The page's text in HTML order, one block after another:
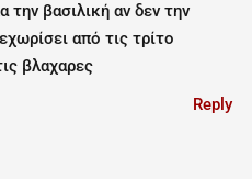
βασιλική αν δεν την
από τις τρίτο
βλαχαρες
Reply